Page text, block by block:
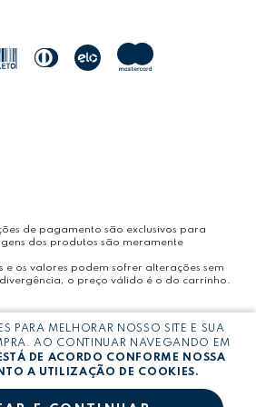
BLOG LEONORA
de pagamento são exclusivos para
dos produtos são meramente
e os valores podem sofrer alterações sem
o preço válido é o do carrinho.
INTERNACIONAL LTDA - CNPJ:
PARA MELHORAR NOSSO SITE E SUA
AO CONTINUAR NAVEGANDO EM
DE ACORDO CONFORME NOSSA
A UTILIZAÇÃO DE COOKIES.